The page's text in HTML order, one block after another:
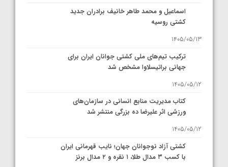
اسماعیل و محمد طاهر خانیف برادران جدید
کشتی روسیه
1405/05/13
ترکیب تیم‌های ملی کشتی جوانان ایران برای
جهانی براتیسلاوا مشخص شد
1405/05/12
کتاب مدیریت منابع انسانی در سازمان‌های
ورزشی اثر علیرضا ده بزرگی منتشر شد
1405/05/12
کشتی آزاد نوجوانان جهان؛ نایب قهرمانی ایران
با کسب ۳ مدال طلا، ۱ نقره و ۲ مدال برنز